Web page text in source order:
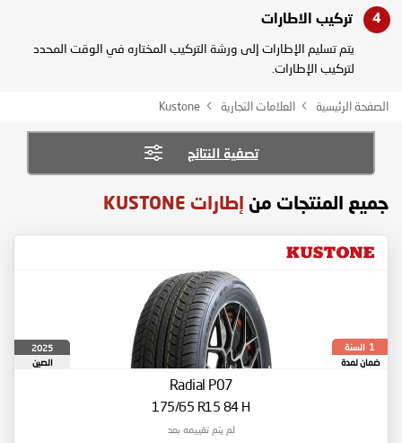
تركيب الاطارات
يتم تسليم الإطارات إلى ورشة التركيب المختاره في الوقت المحدد
لتركيب الإطارات.
الصفحة الرئيسية العلامات التجارية Kustone
تصفية النتائج
جميع المنتجات من إطارات KUSTONE
1 السنة
ضمان لمدة
2025
الصين
Radial P07
175/65 R15 84 H
لم يتم تقييمه بعد